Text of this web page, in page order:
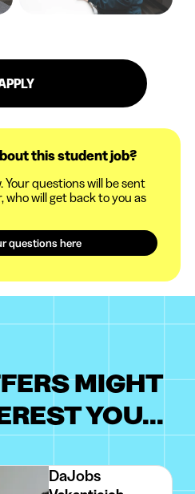
this student job?
questions will be sent
will get back to you as
questions here
MIGHT
YOU...
DaJobs